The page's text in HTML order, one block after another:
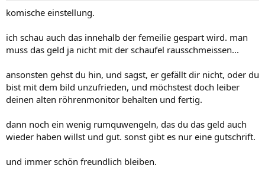
komische einstellung.
ich schau auch das innehalb der femeilie gespart wird. man
muss das geld ja nicht mit der schaufel rausschmeissen...
ansonsten gehst du hin, und sagst, er gefällt dir nicht, oder du
bist mit dem bild unzufrieden, und möchstest doch leiber
deinen alten röhrenmonitor behalten und fertig.
dann noch ein wenig rumquwengeln, das du das geld auch
wieder haben willst und gut. sonst gibt es nur eine gutschrift.
und immer schön freundlich bleiben.